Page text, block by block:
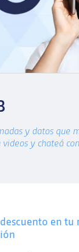
y datos que
videos y chateá
en tu